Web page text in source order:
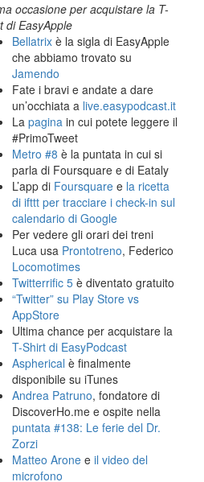
occasione per acquistare la T-
di EasyApple
Bellatrix è la sigla di EasyApple
che abbiamo trovato su
Jamendo
Fate i bravi e andate a dare
un’occhiata a live.easypodcast.it
Lapagina in cui potete leggere il
#PrimoTweet
Metro #8 è la puntata in cui si
parla di Foursquare e di Eataly
L’app di Foursquare e la ricetta
di ifttt per tracciare i check-in sul
calendario di Google
Per vedere gli orari dei treni
Luca usa Prontotreno, Federico
Locomotimes
Twitterrific 5 è diventato gratuito
“Twitter” su Play Store vs
AppStore
Ultima chance per acquistare la
T-Shirt di EasyPodcast
Aspherical è finalmente
disponibile su iTunes
Andrea Patruno, fondatore di
DiscoverHo.me e ospite nella
puntata #138: Le ferie del Dr.
Zorzi
Matteo Arone eil video del
microfono